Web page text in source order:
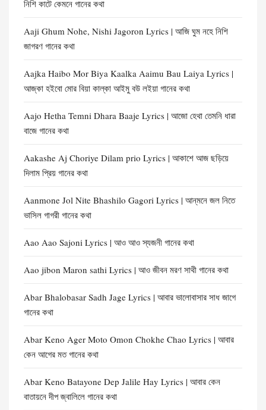
নিশি কাটে কেমনে গানের কথা
Aaji Ghum Nohe, Nishi Jagoron Lyrics | আজি ঘুম নহে নিশি
জাগরণ গানের কথা
Aajka Haibo Mor Biya Kaalka Aaimu Bau Laiya Lyrics |
আজ্‌কা হইবো মোর বিয়া কাল্‌কা আইমু বউ লইয়া গানের কথা
Aajo Hetha Temni Dhara Baaje Lyrics | আজো হেথা তেমনি ধারা
বাজে গানের কথা
Aakashe Aj Choriye Dilam prio Lyrics | আকাশে আজ ছড়িয়ে
দিলাম প্রিয় গানের কথা
Aanmone Jol Nite Bhashilo Gagori Lyrics | আন্‌মনে জল নিতে
ভাসিল গাগরী গানের কথা
Aao Aao Sajoni Lyrics | আও আও স্যজনী গানের কথা
Aao jibon Maron sathi Lyrics | আও জীবন মরণ সাথী গানের কথা
Abar Bhalobasar Sadh Jage Lyrics | আবার ভালোবাসার সাধ জাগে
গানের কথা
Abar Keno Ager Moto Omon Chokhe Chao Lyrics | আবার
কেন আগের মত গানের কথা
Abar Keno Batayone Dep Jalile Hay Lyrics | আবার কেন
বাতায়নে দীপ জ্বালিলে গানের কথা